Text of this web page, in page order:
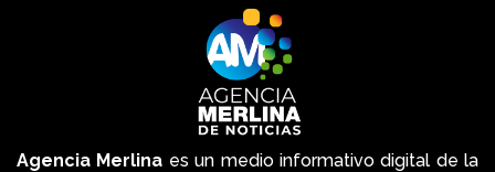
Agencia Merlina es un medio informativo digital de la